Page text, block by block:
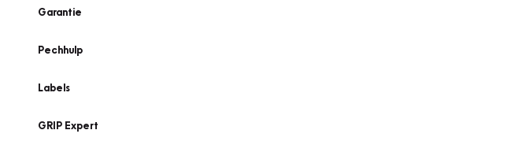
Garantie
Pechhulp
Labels
GRIP Expert